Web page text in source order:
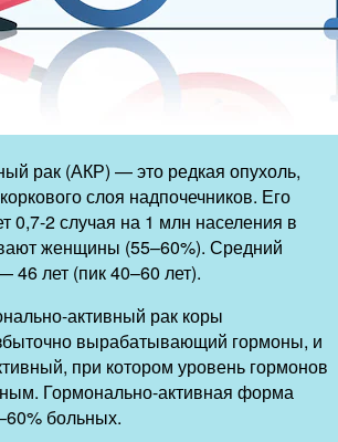
рак (АКР) — это редкая опухоль,
слоя надпочечников. Его
0,7-2 случая на 1 млн населения в
женщины (55–60%). Средний
46 лет (пик 40–60 лет).
активный рак коры
вырабатывающий гормоны, и
при котором уровень гормонов
Гормонально-активная форма
больных.